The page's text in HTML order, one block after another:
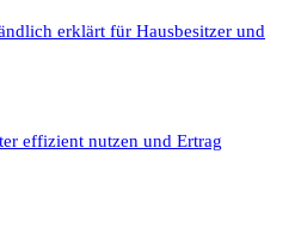
erklärt für Hausbesitzer und
effizient nutzen und Ertrag